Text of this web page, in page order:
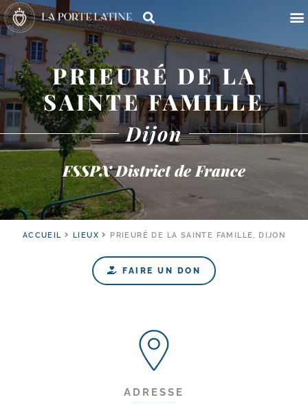
PRIEURÉ DE LA
SAINTE FAMILLE
Dijon
FSSPX District de France
ACCUEIL LIEUX PRIEURÉ DE LA SAINTE FAMILLE, DIJON
FAIRE UN DON
ADRESSE